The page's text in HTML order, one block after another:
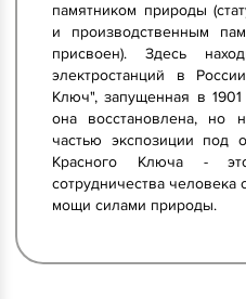
памятником природы
и производственным
присвоен). Здесь
электростанций в
Ключ", запущенная в
она восстановлена, но
частью экспозиции под
Красного Ключа -
сотрудничества
мощи силами природы.